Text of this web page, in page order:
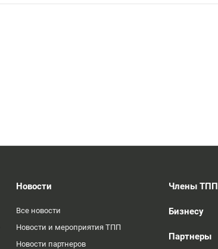
Новости
Все новости
Новости и мероприятия ТПП
Новости партнеров
Члены ТПП
Бизнесу
Партнеры